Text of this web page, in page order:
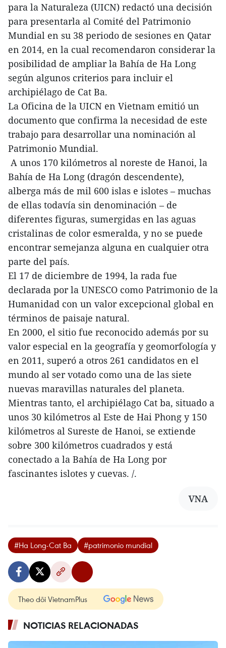
para la Naturaleza (UICN) redactó una decisión
para presentarla al Comité del Patrimonio
Mundial en su 38 periodo de sesiones en Qatar
en 2014, en la cual recomendaron considerar la
posibilidad de ampliar la Bahía de Ha Long
según algunos criterios para incluir el
archipiélago de Cat Ba.
La Oficina de la UICN en Vietnam emitió un
documento que confirma la necesidad de este
trabajo para desarrollar una nominación al
Patrimonio Mundial.
A unos 170 kilómetros al noreste de Hanoi, la
Bahía de Ha Long (dragón descendente),
alberga más de mil 600 islas e islotes – muchas
de ellas todavía sin denominación – de
diferentes figuras, sumergidas en las aguas
cristalinas de color esmeralda, y no se puede
encontrar semejanza alguna en cualquier otra
parte del país.
El 17 de diciembre de 1994, la rada fue
declarada por la UNESCO como Patrimonio de la
Humanidad con un valor excepcional global en
términos de paisaje natural.
En 2000, el sitio fue reconocido además por su
valor especial en la geografía y geomorfología y
en 2011, superó a otros 261 candidatos en el
mundo al ser votado como una de las siete
nuevas maravillas naturales del planeta.
Mientras tanto, el archipiélago Cat ba, situado a
unos 30 kilómetros al Este de Hai Phong y 150
kilómetros al Sureste de Hanoi, se extiende
sobre 300 kilómetros cuadrados y está
conectado a la Bahía de Ha Long por
fascinantes islotes y cuevas. /.
VNA
#Ha Long-Cat Ba #patrimonio mundial
Theo dõi VietnamPlus
NOTICIAS RELACIONADAS